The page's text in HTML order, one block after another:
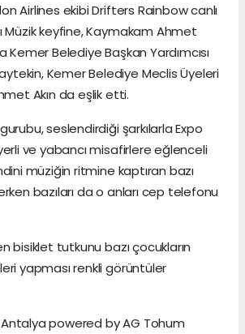
Airlines ekibi Drifters Rainbow canlı
Müzik keyfine, Kaymakam Ahmet
Kemer Belediye Başkan Yardımcısı
Kemer Belediye Meclis Üyeleri
Akın da eşlik etti.
seslendirdiği şarkılarla Expo
ve yabancı misafirlere eğlenceli
müziğin ritmine kaptıran bazı
bazıları da o anları cep telefonu
bisiklet tutkunu bazı çocukların
yapması renkli görüntüler
powered by AG Tohum